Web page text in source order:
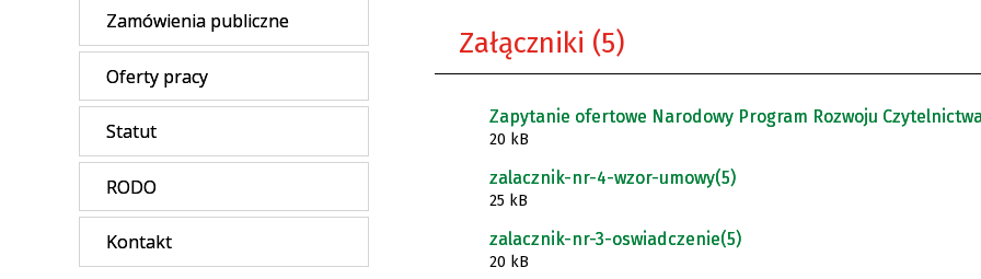
Zamówienia publiczne
Oferty pracy
Statut
RODO
Kontakt
Załączniki (5)
Zapytanie ofertowe Narodowy Program Rozwoju
20 kB
zalacznik-nr-4-wzor-umowy(5)
25 kB
zalacznik-nr-3-oswiadczenie(5)
20 kB